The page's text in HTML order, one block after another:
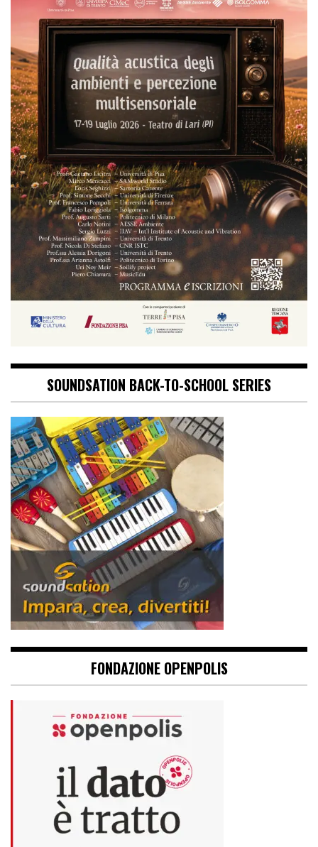
SOUNDSATION BACK-TO-SCHOOL SERIES
FONDAZIONE OPENPOLIS